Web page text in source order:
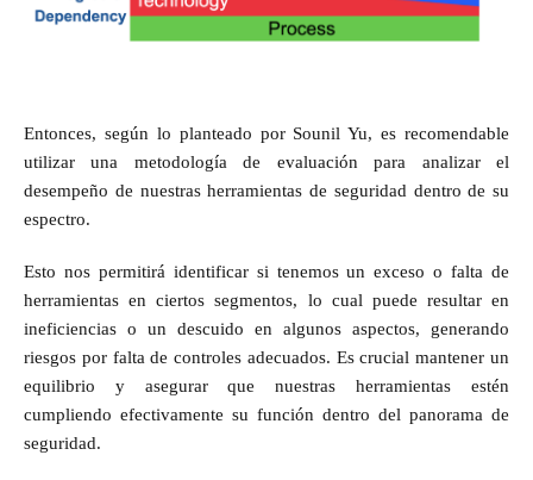
Entonces, según lo planteado por Sounil Yu, es recomendable
utilizar una metodología de evaluación para analizar el
desempeño de nuestras herramientas de seguridad dentro de su
espectro.
Esto nos permitirá identificar si tenemos un exceso o falta de
herramientas en ciertos segmentos, lo cual puede resultar en
ineficiencias o un descuido en algunos aspectos, generando
riesgos por falta de controles adecuados. Es crucial mantener un
equilibrio y asegurar que nuestras herramientas estén
cumpliendo efectivamente su función dentro del panorama de
seguridad.